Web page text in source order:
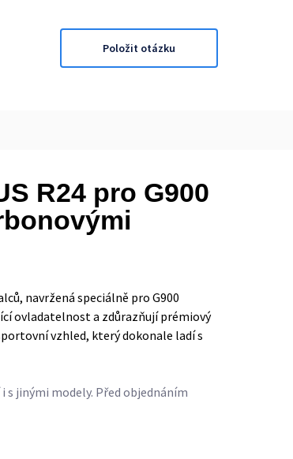
Položit otázku
R24 pro G900
navržená speciálně pro G900
ovladatelnost a zdůrazňují prémiový
vzhled, který dokonale ladí s
jinými modely. Před objednáním